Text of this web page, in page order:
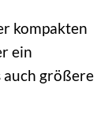
kompakten
ein
auch größere